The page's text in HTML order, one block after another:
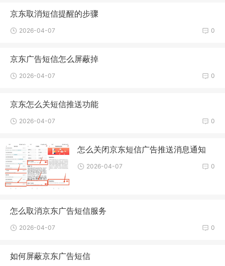
京东取消短信提醒的步骤
0
2026-04-07
京东广告短信怎么屏蔽掉
0
2026-04-07
京东怎么关短信推送功能
0
2026-04-07
怎么关闭京东短信广告推送消息通知
0
2026-04-07
怎么取消京东广告短信服务
0
2026-04-07
如何屏蔽京东广告短信